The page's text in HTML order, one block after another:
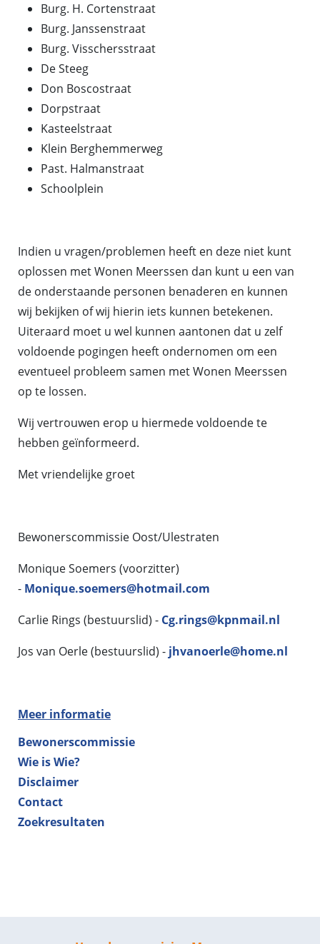
Burg. H. Cortenstraat
Burg. Janssenstraat
Burg. Visschersstraat
De Steeg
Don Boscostraat
Dorpstraat
Kasteelstraat
Klein Berghemmerweg
Past. Halmanstraat
Schoolplein
Indien u vragen/problemen heeft en deze niet kunt
oplossen met Wonen Meerssen dan kunt u een van
de onderstaande personen benaderen en kunnen
wij bekijken of wij hierin iets kunnen betekenen.
Uiteraard moet u wel kunnen aantonen dat u zelf
voldoende pogingen heeft ondernomen om een
eventueel probleem samen met Wonen Meerssen
op te lossen.
Wij vertrouwen erop u hiermede voldoende te
hebben geïnformeerd.
Met vriendelijke groet
Bewonerscommissie Oost/Ulestraten
Monique Soemers (voorzitter)
- Monique.soemers@hotmail.com
Carlie Rings (bestuurslid) - Cg.rings@kpnmail.nl
Jos van Oerle (bestuurslid) - jhvanoerle@home.nl
Meer informatie
Bewonerscommissie
Wie is Wie?
Disclaimer
Contact
Zoekresultaten